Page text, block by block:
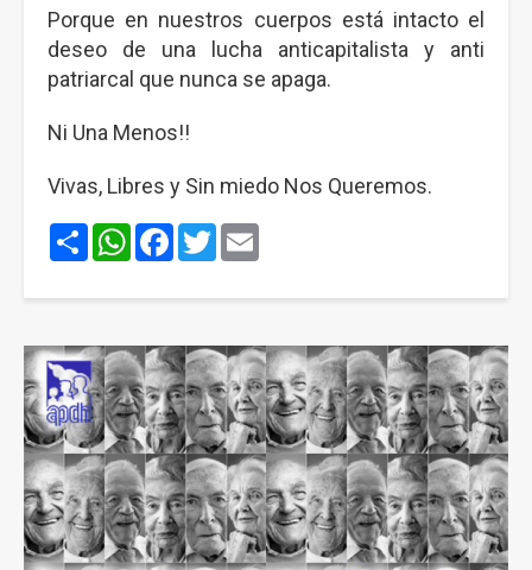
Porque en nuestros cuerpos está intacto el
deseo de una lucha anticapitalista y anti
patriarcal que nunca se apaga.
Ni Una Menos!!
Vivas, Libres y Sin miedo Nos Queremos.
ShareWhatsApp
Facebook
Twitter